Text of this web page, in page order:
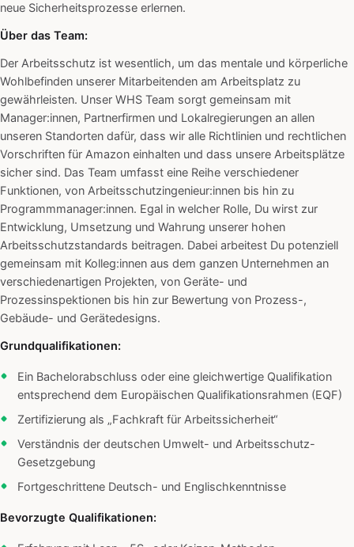
neue Sicherheitsprozesse erlernen.
Über das Team:
Der Arbeitsschutz ist wesentlich, um das mentale und körperliche
Wohlbefinden unserer Mitarbeitenden am Arbeitsplatz zu
gewährleisten. Unser WHS Team sorgt gemeinsam mit
Manager:innen, Partnerfirmen und Lokalregierungen an allen
unseren Standorten dafür, dass wir alle Richtlinien und rechtlichen
Vorschriften für Amazon einhalten und dass unsere Arbeitsplätze
sicher sind. Das Team umfasst eine Reihe verschiedener
Funktionen, von Arbeitsschutzingenieur:innen bis hin zu
Programmmanager:innen. Egal in welcher Rolle, Du wirst zur
Entwicklung, Umsetzung und Wahrung unserer hohen
Arbeitsschutzstandards beitragen. Dabei arbeitest Du potenziell
gemeinsam mit Kolleg:innen aus dem ganzen Unternehmen an
verschiedenartigen Projekten, von Geräte- und
Prozessinspektionen bis hin zur Bewertung von Prozess-,
Gebäude- und Gerätedesigns.
Grundqualifikationen:
Ein Bachelorabschluss oder eine gleichwertige Qualifikation
entsprechend dem Europäischen Qualifikationsrahmen (EQF)
Zertifizierung als „Fachkraft für Arbeitssicherheit“
Verständnis der deutschen Umwelt- und Arbeitsschutz-
Gesetzgebung
Fortgeschrittene Deutsch- und Englischkenntnisse
Bevorzugte Qualifikationen: